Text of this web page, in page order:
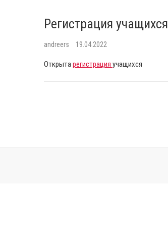
Регистрация учащихся
andreers 19.04.2022
Открытарегистрация учащихся